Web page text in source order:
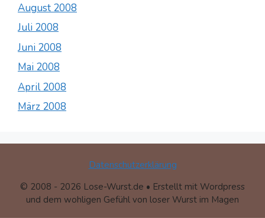
August 2008
Juli 2008
Juni 2008
Mai 2008
April 2008
März 2008
Datenschutzerklärung
© 2008 - 2026 Lose-Wurst.de • Erstellt mit Wordpress
und dem wohligen Gefühl von loser Wurst im Magen